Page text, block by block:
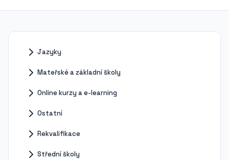
Jazyky
Mateřské a základní školy
Online kurzy a e-learning
Ostatní
Rekvalifikace
Střední školy